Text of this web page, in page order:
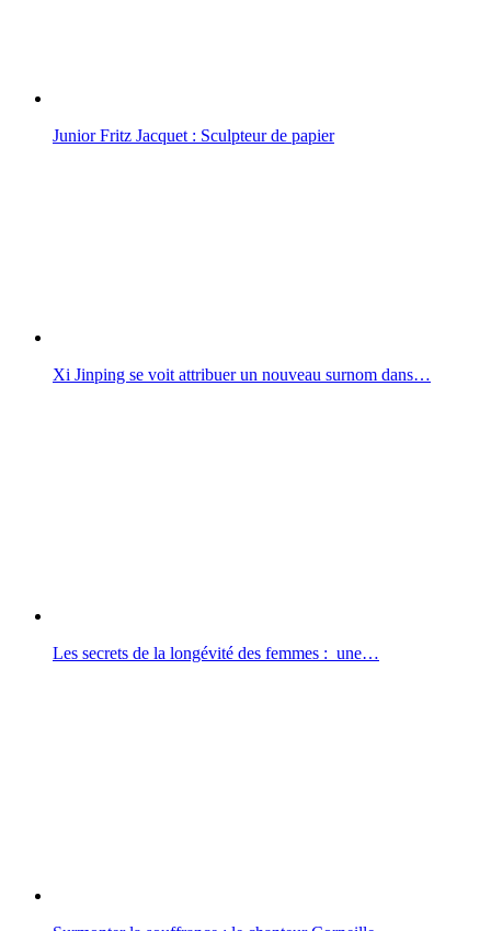
Junior Fritz Jacquet : Sculpteur de papier
Xi Jinping se voit attribuer un nouveau surnom dans…
Les secrets de la longévité des femmes : une…